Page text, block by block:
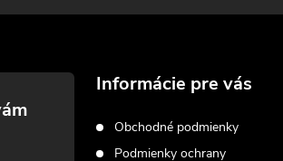
Informácie pre vás
Obchodné podmienky
Podmienky ochrany